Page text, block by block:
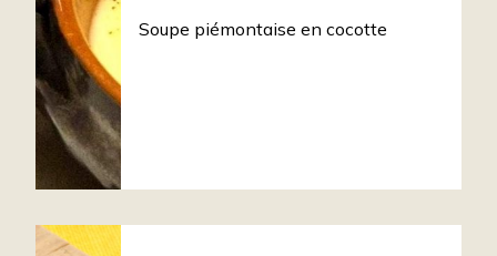
Soupe piémontaise en cocotte